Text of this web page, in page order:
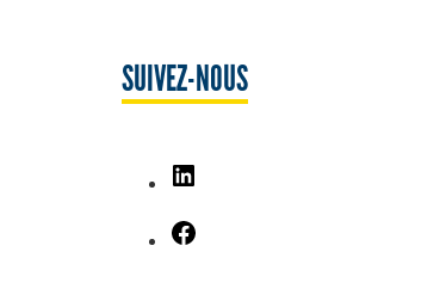
SUIVEZ-NOUS